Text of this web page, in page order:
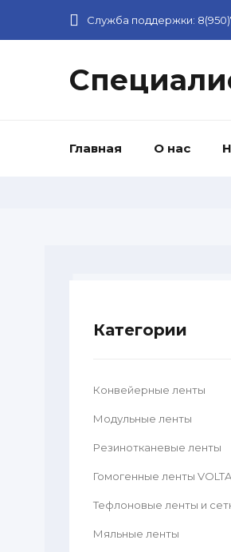
Служба поддержки:
Главная О нас
Категории
Конвейерные ленты
Модульные ленты
Резинотканевые ленты
Гомогенные ленты VOLTA
Тефлоновые ленты и
Мяльные ленты